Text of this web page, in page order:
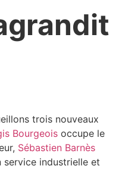
trois nouveaux
Bourgeois occupe le
Sébastien Barnès
service industrielle et